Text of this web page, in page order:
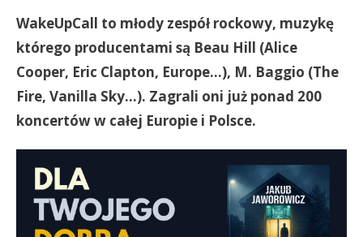
WakeUpCall to młody zespół rockowy, muzykę
którego producentami są Beau Hill (Alice
Cooper, Eric Clapton, Europe…), M. Baggio (The
Fire, Vanilla Sky…). Zagrali oni już ponad 200
koncertów w całej Europie i Polsce.